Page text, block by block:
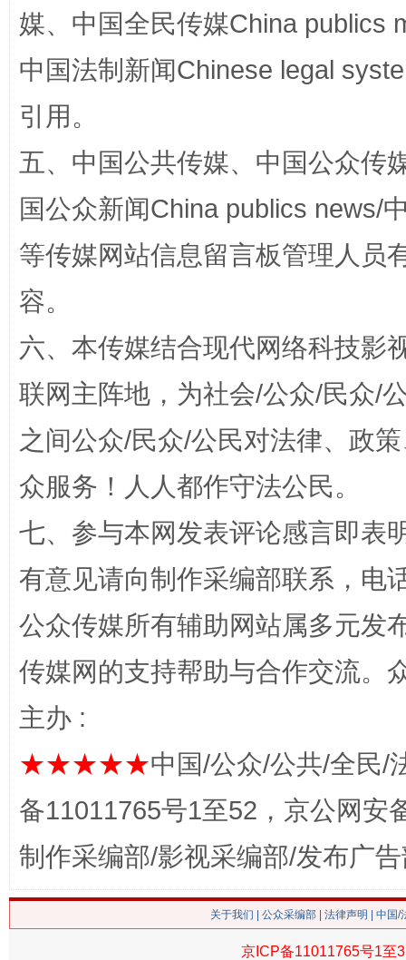
漫山遍野的桃花与雪山、麦地、白藏房 除
招工难、用工荒背后
网上购药对药下症？
这是一记警钟！ 谢
媒、中国全民传媒China publics
中国法制新闻Chinese legal
引用。
五、中国公共传媒、中国公众传
国公众新闻China publics news/
等传媒网站信息留言板管理人员
容。
六、本传媒结合现代网络科技影
联网主阵地，为社会/公众/民众/
之间公众/民众/公民对法律、政
众服务！人人都作守法公民。
七、参与本网发表评论感言即表
有意见请向制作采编部联系，电
公众传媒所有辅助网站属多元发
传媒网的支持帮助与合作交流。
主办 :
★★★★★中国/公众/公共/全民/
备11011765号1至52，京公网安
制作采编部/影视采编部/发布广
关于我们 公众采编部 法律声明 | 中国
京ICP备11011765号1至